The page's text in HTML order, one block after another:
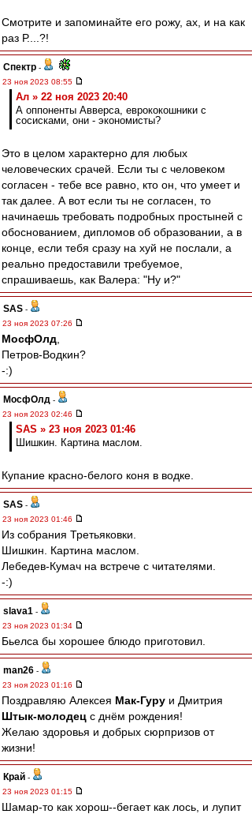
Смотрите и запоминайте его рожу, ах, и на как
раз Р....?!
Спектр -
23 ноя 2023 08:55
Ал » 22 ноя 2023 20:40
А оппоненты Авверса, еврококошники с
сосисками, они - экономисты?
Это в целом характерно для любых
человеческих срачей. Если ты с человеком
согласен - тебе все равно, кто он, что умеет и
так далее. А вот если ты не согласен, то
начинаешь требовать подробных простыней с
обоснованием, дипломов об образовании, а в
конце, если тебя сразу на хуй не послали, а
реально предоставили требуемое,
спрашиваешь, как Валера: "Ну и?"
SAS -
23 ноя 2023 07:26
МосфОлд
Петров-Водкин?
-:)
МосфОлд -
23 ноя 2023 02:46
SAS » 23 ноя 2023 01:46
Шишкин. Картина маслом.
Купание красно-белого коня в водке.
SAS -
23 ноя 2023 01:46
Из собрания Третьяковки.
Шишкин. Картина маслом.
Лебедев-Кумач на встрече с читателями.
-:)
slava1 -
23 ноя 2023 01:34
Бьелса бы хорошее блюдо приготовил.
man26 -
23 ноя 2023 01:16
Поздравляю Алексея Мак-Гуру и Дмитрия
Штык-молодец с днём рождения!
Желаю здоровья и добрых сюрпризов от
жизни!
Край -
23 ноя 2023 01:15
Шамар-то как хорош--бегает как лось, и лупит